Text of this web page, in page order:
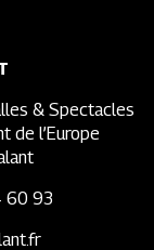
& Spectacles
de l’Europe
60 93